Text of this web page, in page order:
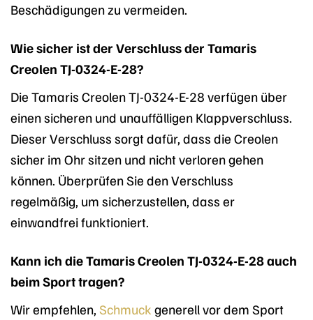
Beschädigungen zu vermeiden.
Wie sicher ist der Verschluss der Tamaris
Creolen TJ-0324-E-28?
Die Tamaris Creolen TJ-0324-E-28 verfügen über
einen sicheren und unauffälligen Klappverschluss.
Dieser Verschluss sorgt dafür, dass die Creolen
sicher im Ohr sitzen und nicht verloren gehen
können. Überprüfen Sie den Verschluss
regelmäßig, um sicherzustellen, dass er
einwandfrei funktioniert.
Kann ich die Tamaris Creolen TJ-0324-E-28 auch
beim Sport tragen?
Wir empfehlen, Schmuck generell vor dem Sport